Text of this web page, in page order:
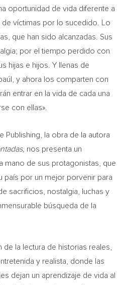
oportunidad de vida diferente a
de víctimas por lo sucedido. Lo
que han sido alcanzadas. Sus
por el tiempo perdido con
hijas e hijos. Y llenas de
y ahora los comparten con
entrar en la vida de cada una
con ellas».
Publishing, la obra de la autora
nos presenta un
mano de sus protagonistas, que
país por un mejor porvenir para
sacrificios, nostalgia, luchas y
búsqueda de la
de la lectura de historias reales,
y realista, donde las
dejan un aprendizaje de vida al